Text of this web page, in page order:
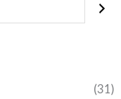
(31)